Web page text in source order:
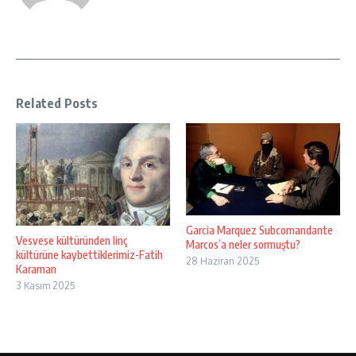
Related Posts
Vesvese kültüründen linç
kültürüne kaybettiklerimiz-Fatih
Karaman
3 Kasım 2025
Garcia Marquez Subcomandante
Marcos’a neler sormuştu?
28 Haziran 2025